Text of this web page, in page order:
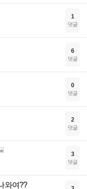
1
댓글
6
댓글
0
댓글
2
댓글
3
댓글
와여??